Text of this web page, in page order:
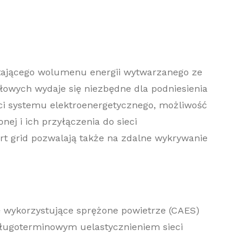
wolumenu energii wytwarzanego ze
wydaje się niezbędne dla podniesienia
systemu elektroenergetycznego, możliwość
i ich przyłączenia do sieci
grid pozwalają także na zdalne wykrywanie
sprężone powietrze (CAES)
uelastycznieniem sieci